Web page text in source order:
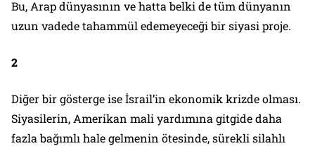
Bu, Arap dünyasının ve hatta belki de tüm dünyanın
uzun vadede tahammül edemeyeceği bir siyasi proje.
2
Diğer bir gösterge ise İsrail’in ekonomik krizde olması.
Siyasilerin, Amerikan mali yardımına gitgide daha
fazla bağımlı hale gelmenin ötesinde, sürekli silahlı